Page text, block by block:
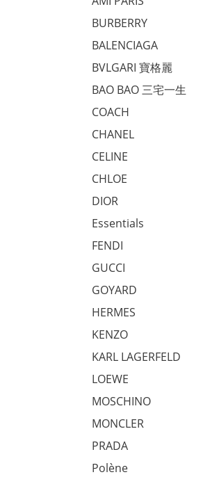
BURBERRY
BALENCIAGA
BVLGARI 寶格麗
BAO BAO 三宅一生
COACH
CHANEL
CELINE
CHLOE
DIOR
Essentials
FENDI
GUCCI
GOYARD
HERMES
KENZO
KARL LAGERFELD
LOEWE
MOSCHINO
MONCLER
PRADA
Polène